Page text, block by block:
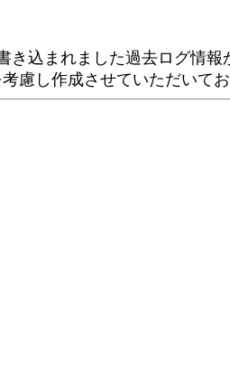
き込まれました過去ログ情
慮し作成させていただいてお